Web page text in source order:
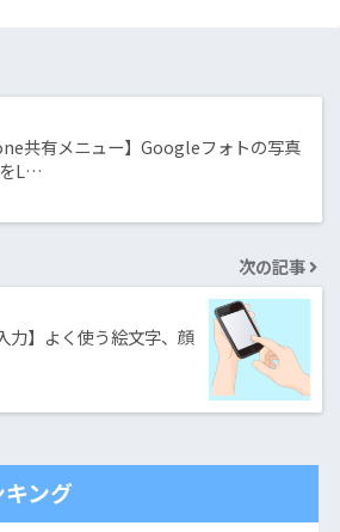
共有メニュー】Googleフォトの写真
L…
次の記事
力】よく使う絵文字、顔
ング